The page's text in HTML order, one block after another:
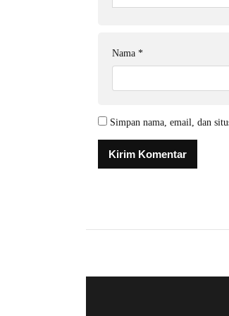
Nama *
Simpan nama, email, dan